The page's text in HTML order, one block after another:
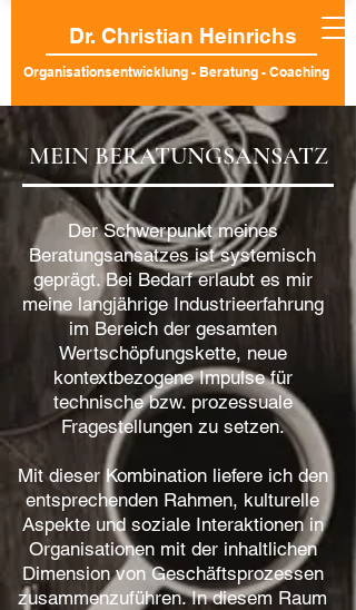
Dr. Christian Heinrichs
Organisationsentwicklung - Beratung - Coaching
MEIN BERATUNGSANSATZ
Der Schwerpunkt meines
Beratungsansatzes ist systemisch
geprägt. Bei Bedarf erlaubt es mir
meine langjährige Industrieerfahrung
im Bereich der gesamten
Wertschöpfungskette, neue
kontextbezogene Impulse für
technische bzw. prozessuale
Fragestellungen zu setzen.
Mit dieser Kombination liefere ich den
entsprechenden Rahmen, kulturelle
Aspekte und soziale Interaktionen in
Organisationen mit der inhaltlichen
Dimension von Geschäftsprozessen
zusammenzuführen. In diesem Raum